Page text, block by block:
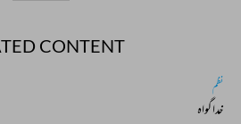
CONTENT
نظم
خدا گواہ